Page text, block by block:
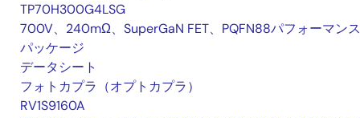
TP70H300G4LSG
700V、240mΩ、SuperGaN FET、PQFN88パフォーマン
パッケージ
データシート
フォトカプラ（オプトカプラ）
RV1S9160A